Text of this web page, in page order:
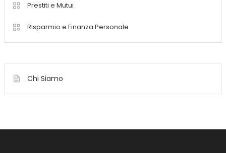
Prestiti e Mutui
Risparmio e Finanza Personale
Chi Siamo